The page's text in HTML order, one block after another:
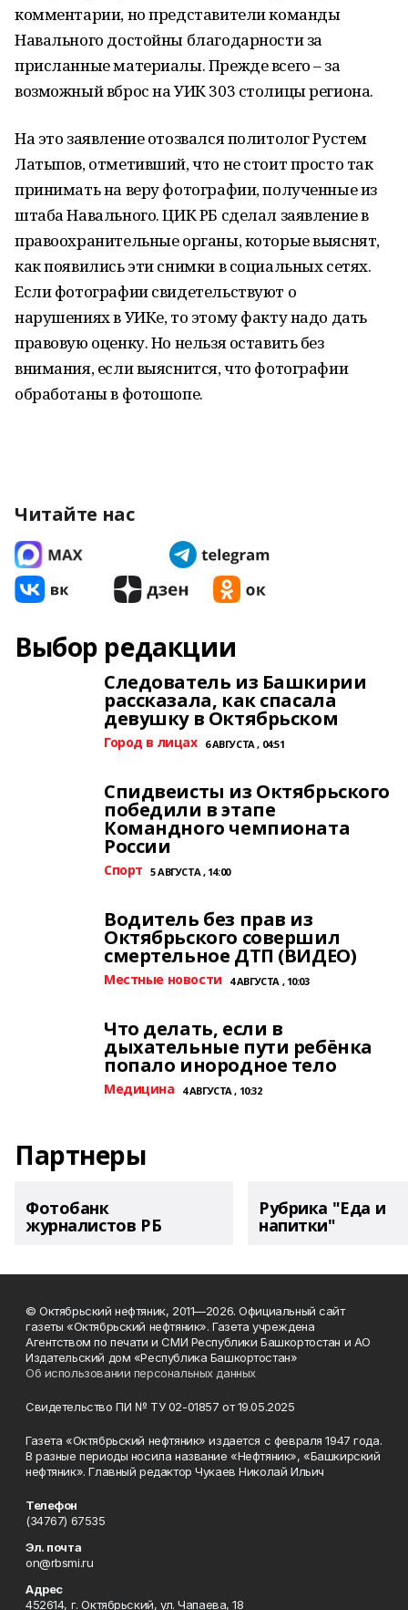
комментарии, но представители команды
Навального достойны благодарности за
присланные материалы. Прежде всего – за
возможный вброс на УИК 303 столицы региона.
На это заявление отозвался политолог Рустем
Латыпов, отметивший, что не стоит просто так
принимать на веру фотографии, полученные из
штаба Навального. ЦИК РБ сделал заявление в
правоохранительные органы, которые выяснят,
как появились эти снимки в социальных сетях.
Если фотографии свидетельствуют о
нарушениях в УИКе, то этому факту надо дать
правовую оценку. Но нельзя оставить без
внимания, если выяснится, что фотографии
обработаны в фотошопе.
Читайте нас
Выбор редакции
Следователь из Башкирии
рассказала, как спасала
девушку в Октябрьском
Город в лицах 6 АВГУСТА , 04:51
Спидвеисты из Октябрьского
победили в этапе
Командного чемпионата
России
Спорт 5 АВГУСТА , 14:00
Водитель без прав из
Октябрьского совершил
смертельное ДТП (ВИДЕО)
Местные новости 4 АВГУСТА , 10:03
Что делать, если в
дыхательные пути ребёнка
попало инородное тело
Медицина 4 АВГУСТА , 10:32
Партнеры
Фотобанк
журналистов РБ
Рубрика "Еда и
напитки"
© Октябрьский нефтяник, 2011—2026. Официальный сайт
газеты «Октябрьский нефтяник». Газета учреждена
Агентством по печати и СМИ Республики Башкортостан и АО
Издательский дом «Республика Башкортостан»
Об использовании персональных данных
Свидетельство ПИ № ТУ 02-01857 от 19.05.2025
Газета «Октябрьский нефтяник» издается с февраля 1947 года.
В разные периоды носила название «Нефтяник», «Башкирский
нефтяник». Главный редактор Чукаев Николай Ильич
Телефон
(34767) 67535
Эл. почта
on@rbsmi.ru
Адрес
452614, г. Октябрьский, ул. Чапаева, 18